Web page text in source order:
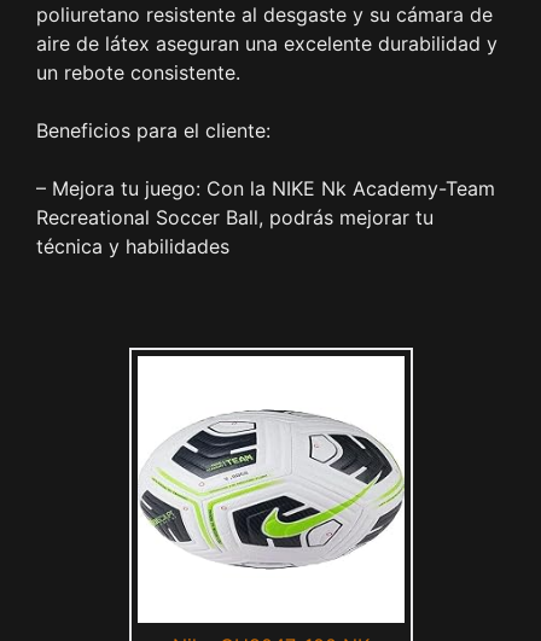
poliuretano resistente al desgaste y su cámara de
aire de látex aseguran una excelente durabilidad y
un rebote consistente.
Beneficios para el cliente:
– Mejora tu juego: Con la NIKE Nk Academy-Team
Recreational Soccer Ball, podrás mejorar tu
técnica y habilidades